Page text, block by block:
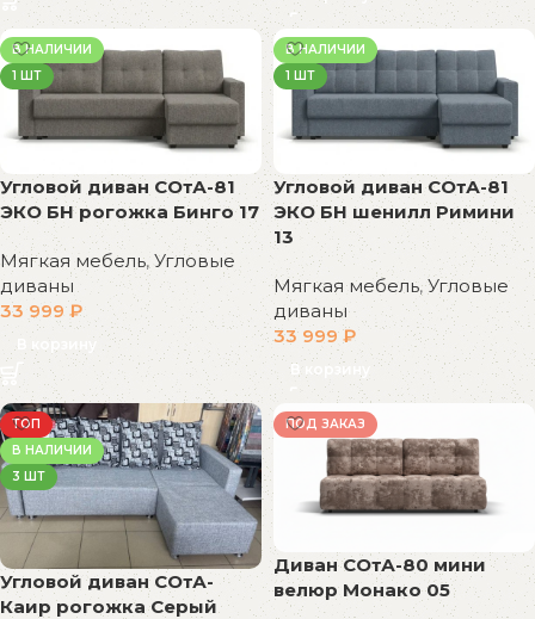
В НАЛИЧИИ
1 ШТ
Угловой диван СОтА-81
ЭКО БН рогожка Бинго 17
Мягкая мебель, Угловые
диваны
33 999₽
В корзину
В НАЛИЧИИ
1 ШТ
Угловой диван СОтА-81
ЭКО БН шенилл Римини
13
Мягкая мебель,Угловые
диваны
33 999₽
В корзину
ТОП
В НАЛИЧИИ
3 ШТ
Угловой диван СОтА-
Каир рогожка Серый
ПОД ЗАКАЗ
Диван СОтА-80 мини
велюр Монако 05